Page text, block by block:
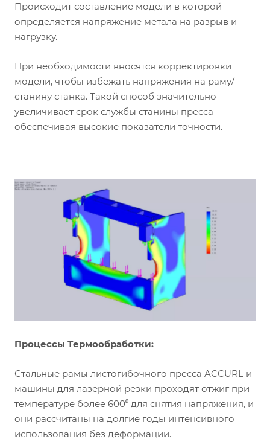
Происходит составление модели в которой
определяется напряжение метала на разрыв и
нагрузку.
При необходимости вносятся корректировки
модели, чтобы избежать напряжения на раму/
станину станка. Такой способ значительно
увеличивает срок службы станины пресса
обеспечивая высокие показатели точности.
Процессы Термообработки:
Стальные рамы листогибочного пресса ACCURL и
машины для лазерной резки проходят отжиг при
температуре более 600⁰ для снятия напряжения, и
они рассчитаны на долгие годы интенсивного
использования без деформации.